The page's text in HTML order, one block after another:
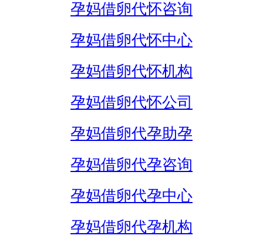
孕妈借卵代怀咨询
孕妈借卵代怀中心
孕妈借卵代怀机构
孕妈借卵代怀公司
孕妈借卵代孕助孕
孕妈借卵代孕咨询
孕妈借卵代孕中心
孕妈借卵代孕机构